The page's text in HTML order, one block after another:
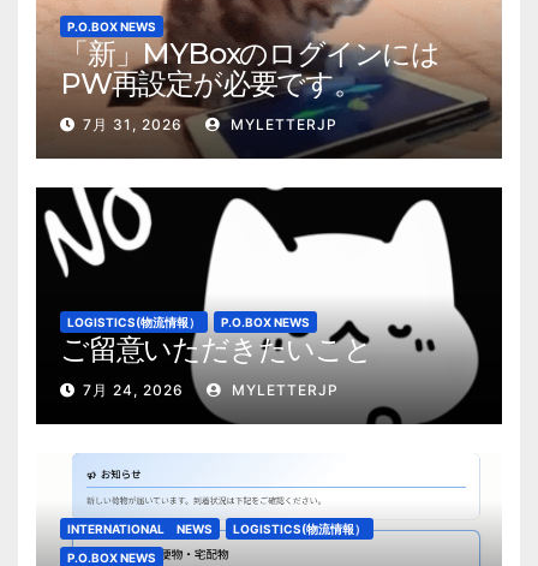
P.O.BOX NEWS
「新」MYBoxのログインには
PW再設定が必要です。
7月 31, 2026 MYLETTERJP
LOGISTICS(物流情報） P.O.BOX NEWS
ご留意いただきたいこと
7月 24, 2026 MYLETTERJP
INTERNATIONAL NEWS
LOGISTICS(物流情報）
P.O.BOX NEWS